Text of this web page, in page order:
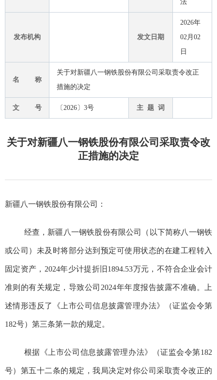
法
发布机构 发文日期
2026年
02月02
日
名 称
关于对新疆八一钢铁股份有限公司采取责令改正
措施的决定
文 号 〔2026〕3号 主 题 词
关于对新疆八一钢铁股份有限公司采取责令改
正措施的决定
新疆八一钢铁股份有限公司：
经查，新疆八一钢铁股份有限公司（以下简称八一钢铁
或公司） 未及时将部分达到预定可使用状态的在建工程转入
固定资产， 2024年少计提折旧 1894.53万元 ，不符合企业会计
准则的有关规定，导致公司 2024年年度报告披露不准确。上
述情形违反了 《上市公司信息披露管理办法》（证监会令第
182号）第三条第一款的规定。
根据《上市公司信息披露管理办法》（证监会令第182
号）第五十二条的规定，我局决定对你公司采取责令改正的